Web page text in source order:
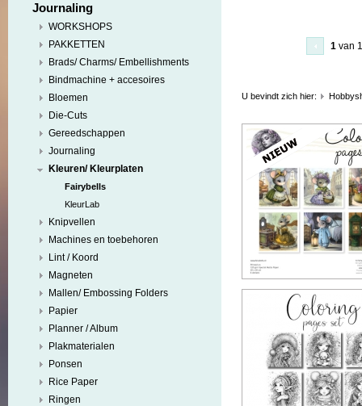
Journaling
WORKSHOPS
PAKKETTEN
Brads/ Charms/ Embellishments
Bindmachine + accesoires
Bloemen
Die-Cuts
Gereedschappen
Journaling
Kleuren/ Kleurplaten
Fairybells
KleurLab
Knipvellen
Machines en toebehoren
Lint / Koord
Magneten
Mallen/ Embossing Folders
Papier
Planner / Album
Plakmaterialen
Ponsen
Rice Paper
Ringen
1van 1
U bevindt zich hier: